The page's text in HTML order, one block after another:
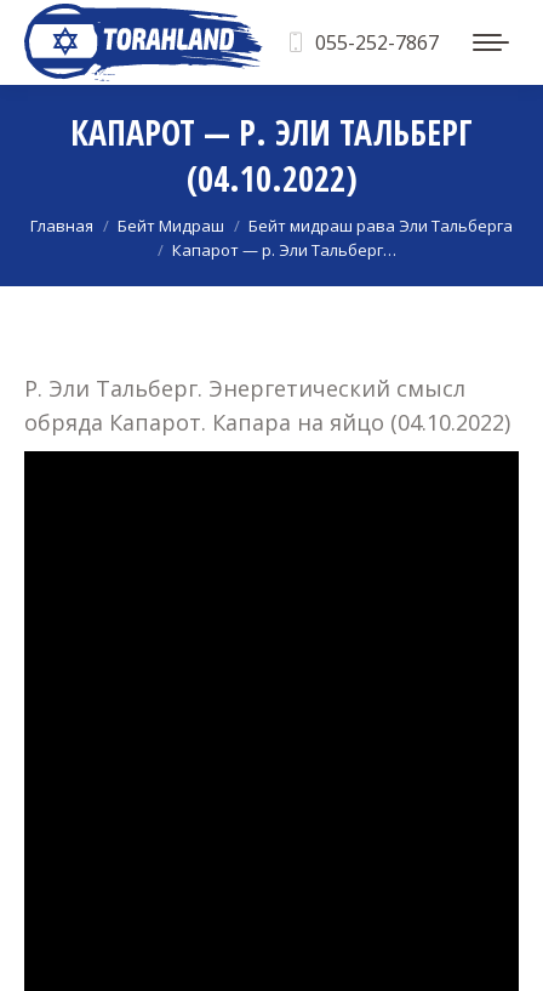
055-252-7867
КАПАРОТ — Р. ЭЛИ ТАЛЬБЕРГ
(04.10.2022)
Вы здесь:
Главная Бейт Мидраш
Бейт мидраш рава Эли Тальберга
Капарот — р. Эли Тальберг…
Р. Эли Тальберг. Энергетический смысл
обряда Капарот. Капара на яйцо (04.10.2022)